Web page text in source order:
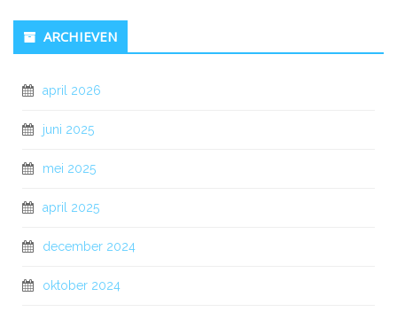
ARCHIEVEN
april 2026
juni 2025
mei 2025
april 2025
december 2024
oktober 2024